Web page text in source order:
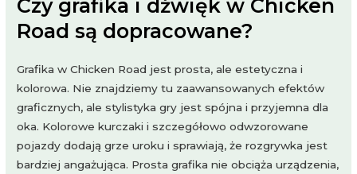
Czy grafika i dźwięk w Chicken
Road są dopracowane?
Grafika w Chicken Road jest prosta, ale estetyczna i
kolorowa. Nie znajdziemy tu zaawansowanych efektów
graficznych, ale stylistyka gry jest spójna i przyjemna dla
oka. Kolorowe kurczaki i szczegółowo odwzorowane
pojazdy dodają grze uroku i sprawiają, że rozgrywka jest
bardziej angażująca. Prosta grafika nie obciąża urządzenia,